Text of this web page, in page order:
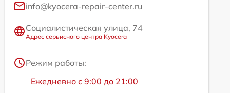
info@kyocera-repair-center.ru
Социалистическая улица, 74
Адрес сервисного центра Kyocera
Режим работы:
Ежедневно с 9:00 до 21:00